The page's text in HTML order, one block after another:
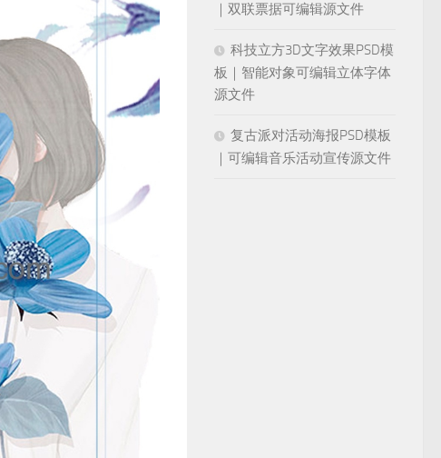
｜双联票据可编辑源文件
科技立方3D文字效果PSD模
板｜智能对象可编辑立体字体
源文件
复古派对活动海报PSD模板
｜可编辑音乐活动宣传源文件